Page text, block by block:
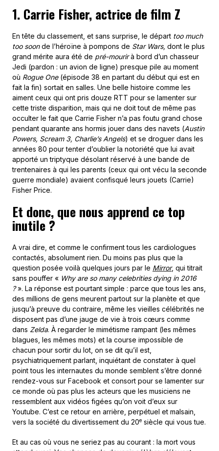
1. Carrie Fisher, actrice de film Z
En tête du classement, et sans surprise, le départ too much
too soonde l’héroïne à pompons de Star Wars, dont le plus
grand mérite aura été de pré-mourirà bord d’un chasseur
Jedi (pardon : un avion de ligne) presque pile au moment
où Rogue One(épisode 38 en partant du début qui est en
fait la fin) sortait en salles. Une belle histoire comme les
aiment ceux qui ont pris douze RTT pour se lamenter sur
cette triste disparition, mais qui ne doit tout de même pas
occulter le fait que Carrie Fisher n’a pas foutu grand chose
pendant quarante ans hormis jouer dans des navets (Austin
Powers, Scream 3, Charlie’s Angels) et se droguer dans les
années 80 pour tenter d’oublier la notoriété que lui avait
apporté un triptyque désolant réservé à une bande de
trentenaires à qui les parents (ceux qui ont vécu la seconde
guerre mondiale) avaient confisqué leurs jouets (Carrie)
Fisher Price.
Et donc, que nous apprend ce top
inutile ?
A vrai dire, et comme le confirment tous les cardiologues
contactés, absolument rien. Du moins pas plus que la
question posée voilà quelques jours par le Mirror, qui titrait
sans pouffer « Why are so many celebrities dying in 2016
?». La réponse est pourtant simple : parce que tous les ans,
des millions de gens meurent partout sur la planète et que
jusqu’à preuve du contraire, même les vieilles célébrités ne
disposent pas d’une jauge de vie à trois cœurs comme
dans Zelda. À regarder le mimétisme rampant (les mêmes
blagues, les mêmes mots) et la course impossible de
chacun pour sortir du lot, on se dit qu’il est,
psychiatriquement parlant, inquiétant de constater à quel
point tous les internautes du monde semblent s’être donné
rendez-vous sur Facebook et consort pour se lamenter sur
ce monde où pas plus les acteurs que les musiciens ne
ressemblent aux vidéos figées qu’on voit d’eux sur
Youtube. C’est ce retour en arrière, perpétuel et malsain,
vers la société du divertissement du 20e siècle qui vous tue.
Et au cas où vous ne seriez pas au courant : la mort vous